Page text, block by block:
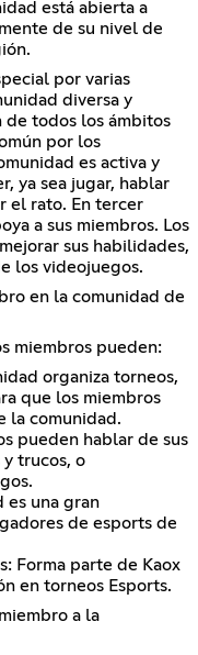
está abierta a
de su nivel de
por varias
diversa y
de todos los ámbitos
por los
es activa y
ya sea jugar, hablar
el rato. En tercer
a sus miembros. Los
sus habilidades,
los videojuegos.
en la comunidad de
miembros pueden:
organiza torneos,
que los miembros
la comunidad.
pueden hablar de sus
trucos, o
es una gran
de esports de
Forma parte de Kaox
en torneos Esports.
a la